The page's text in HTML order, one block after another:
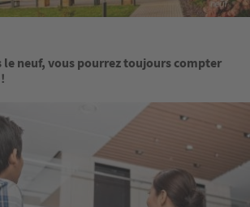
le neuf, vous pourrez toujours compter